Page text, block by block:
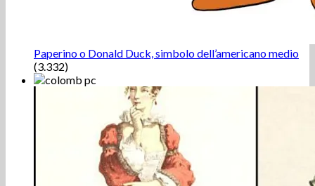
Paperino o Donald Duck, simbolo dell’americano medio
(3.332)